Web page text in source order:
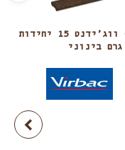
חטיף ווג’ידנט 15 יחידות